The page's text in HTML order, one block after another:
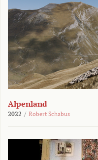
Alpenland
2022 / Robert Schabus